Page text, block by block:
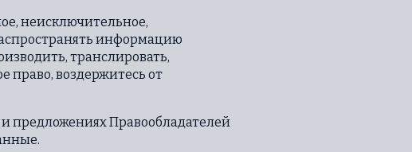
неисключительное,
информацию
транслировать,
право, воздержитесь от
предложениях Правообладателей